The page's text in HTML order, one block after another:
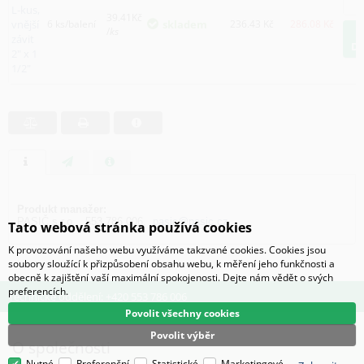
PASIČ s.r.o., 553 786 006,
pasic@pasic.cz
Technické oddělení: +420 553 786 006
O společnosti
Tato webová stránka používá cookies
K provozování našeho webu využíváme takzvané cookies. Cookies jsou
soubory sloužící k přizpůsobení obsahu webu, k měření jeho funkčnosti a
obecně k zajištění vaší maximální spokojenosti. Dejte nám vědět o svých
preferencích.
Povolit výběr
Povolit všechny cookies